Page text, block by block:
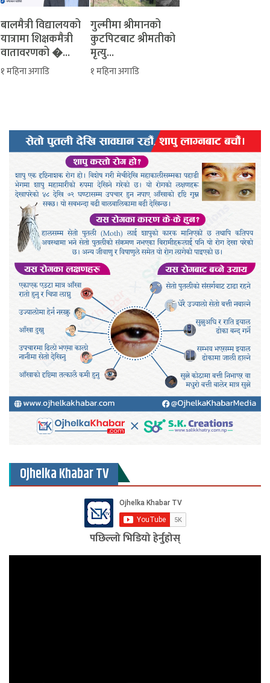
बालमैत्री विद्यालयको
यात्रामा शिक्षकमैत्री
वातावरणको �...
१ महिना अगाडि
‎गुल्मीमा श्रीमानको
कुटपिटबाट श्रीमतीको
मृत्यु...
१ महिना अगाडि
Ojhelka Khabar TV
पछिल्लो भिडियो हेर्नुहोस्